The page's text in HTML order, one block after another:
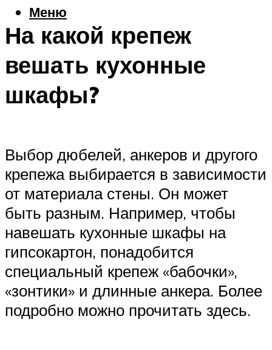
Меню
На какой крепеж
вешать кухонные
шкафы?
Выбор дюбелей, анкеров и другого
крепежа выбирается в зависимости
от материала стены. Он может
быть разным. Например, чтобы
навешать кухонные шкафы на
гипсокартон, понадобится
специальный крепеж «бабочки»,
«зонтики» и длинные анкера. Более
подробно можно прочитать здесь.